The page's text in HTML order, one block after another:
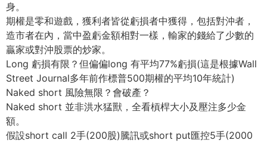
身。
期權是零和遊戲，獲利者皆從虧損者中獲得，包括對沖者，
造市者在內，當中盈虧金額相對一樣，輸家的錢給了少數的
贏家或對沖股票的炒家。
Long 虧損有限？但偏偏long 有平均77%虧損(這是根據Wall
Street Journal多年前作標普500期權的平均10年統計)
Naked short 風險無限？會破產？
Naked short 並非洪水猛獸，全看槓桿大小及壓注多少金
額。
假設short call 2手(200股)騰訊或short put匯控5手(2000